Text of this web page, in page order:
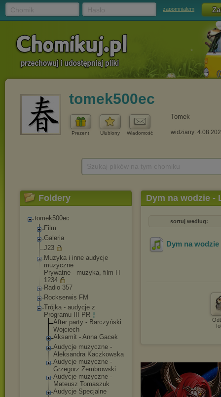
zapomniałem
tomek500ec
Prezent Ulubiony Wiadomość
Tomek
widziany:
Foldery
tomek500ec
Film
Galeria
J23
Muzyka i inne audycje
muzyczne
Prywatne - muzyka, film H
1234
Radio 357
Rockserwis FM
Trójka - audycje z
Programu III PR
After party - Barczyński
Wojciech
Aksamit - Anna Gacek
Audycje muzyczne -
Aleksandra Kaczkowska
Audycje muzyczne -
Grzegorz Zembrowski
Audycje muzyczne -
Mateusz Tomaszuk
Audycje Specjalne
Dym na wodzie -
sortuj według:
Dym na